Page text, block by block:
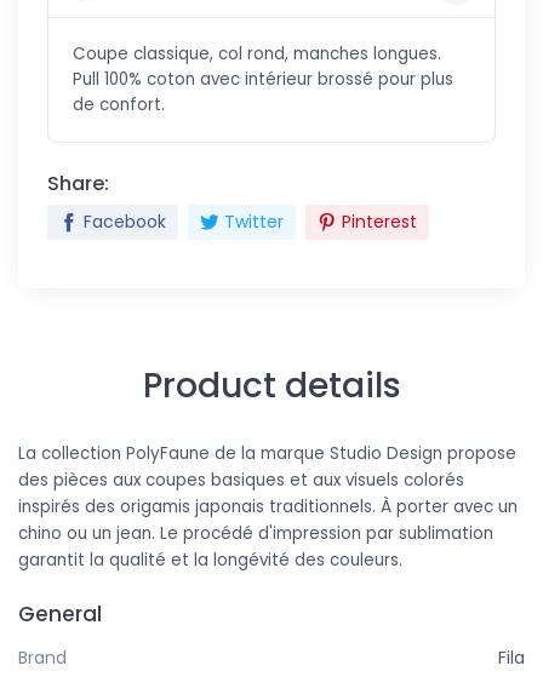
Coupe classique, col rond, manches longues.
Pull 100% coton avec intérieur brossé pour plus
de confort.
Share:
Facebook Twitter Pinterest
Product details
La collection PolyFaune de la marque Studio Design propose
des pièces aux coupes basiques et aux visuels colorés
inspirés des origamis japonais traditionnels. À porter avec un
chino ou un jean. Le procédé d'impression par sublimation
garantit la qualité et la longévité des couleurs.
General
Brand
Fila